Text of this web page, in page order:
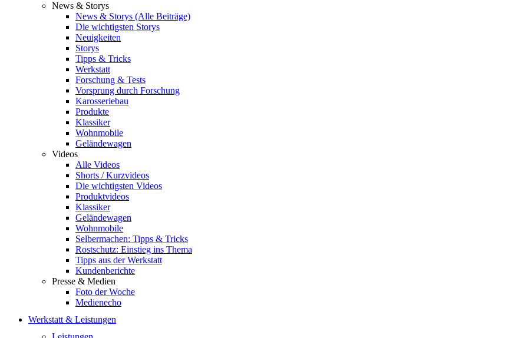
News & Storys
News & Storys (Alle Beiträge)
Die wichtigsten Storys
Neuigkeiten
Storys
Tipps & Tricks
Werkstatt
Forschung & Tests
Vorsprung durch Forschung
Karosseriebau
Produkte
Klassiker
Wohnmobile
Geländewagen
Videos
Alle Videos
Shorts / Kurzvideos
Die wichtigsten Videos
Produktvideos
Klassiker
Geländewagen
Wohnmobile
Selbermachen: Tipps & Tricks
Rostschutz: Einstieg ins Thema
Tipps aus der Werkstatt
Kundenberichte
Presse & Medien
Foto der Woche
Medienecho
Werkstatt & Leistungen